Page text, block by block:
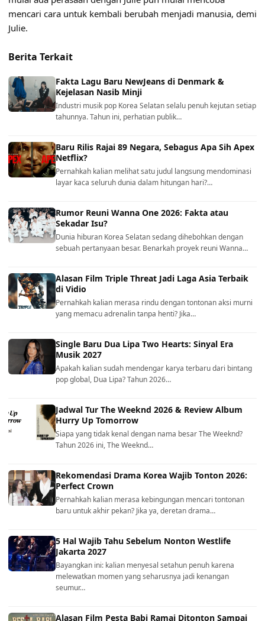
mencari cara untuk kembali berubah menjadi manusia, demi
Julie.
Berita Terkait
Fakta Lagu Baru NewJeans di Denmark &
Kejelasan Nasib Minji
Industri musik pop Korea Selatan selalu penuh kejutan setiap
tahunnya. Tahun ini, perhatian publik…
Baru Rilis Rajai 89 Negara, Sebagus Apa Sih Apex
Netflix?
Pernahkah kalian melihat satu judul langsung mendominasi
layar kaca seluruh dunia dalam hitungan hari?…
Rumor Reuni Wanna One 2026: Fakta atau
Sekadar Isu?
Dunia hiburan Korea Selatan sedang dihebohkan dengan
sebuah pertanyaan besar. Benarkah proyek reuni Wanna…
Alasan Film Triple Threat Jadi Laga Asia Terbaik
di Vidio
Pernahkah kalian merasa rindu dengan tontonan aksi murni
yang memacu adrenalin tanpa henti? Jika…
Single Baru Dua Lipa Two Hearts: Sinyal Era
Musik 2027
Apakah kalian sudah mendengar karya terbaru dari bintang
pop global, Dua Lipa? Tahun 2026…
Jadwal Tur The Weeknd 2026 & Review Album
Hurry Up Tomorrow
Siapa yang tidak kenal dengan nama besar The Weeknd?
Tahun 2026 ini, The Weeknd…
Rekomendasi Drama Korea Wajib Tonton 2026:
Perfect Crown
Pernahkah kalian merasa kebingungan mencari tontonan
baru untuk akhir pekan? Jika ya, deretan drama…
5 Hal Wajib Tahu Sebelum Nonton Westlife
Jakarta 2027
Bayangkan ini: kalian menyesal setahun penuh karena
melewatkan momen yang seharusnya jadi kenangan
seumur…
Alasan Film Pesta Babi Ramai Ditonton Sampai